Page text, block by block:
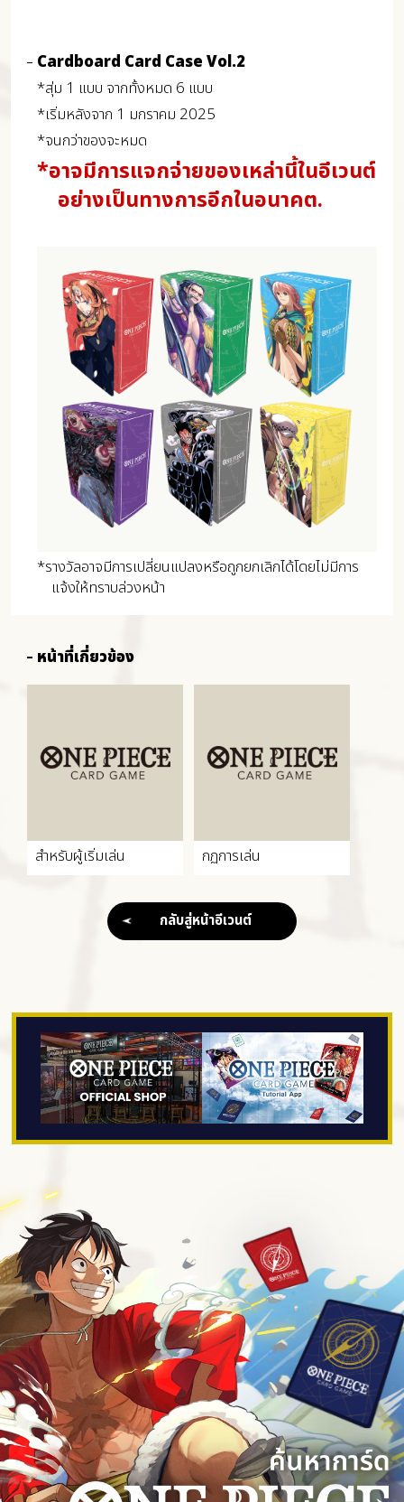
Cardboard Card Case Vol.2
*สุ่ม 1 แบบ จากทั้งหมด 6 แบบ
*เริ่มหลังจาก 1 มกราคม 2025
*จนกว่าของจะหมด
*อาจมีการแจกจ่ายของเหล่านี้ในอีเวนต์
อย่างเป็นทางการอีกในอนาคต.
*รางวัลอาจมีการเปลี่ยนแปลงหรือถูกยกเลิกได้โดยไม่มีการ
แจ้งให้ทราบล่วงหน้า
หน้าที่เกี่ยวข้อง
สำหรับผู้เริ่มเล่น กฏการเล่น
กลับสู่หน้าอีเวนต์